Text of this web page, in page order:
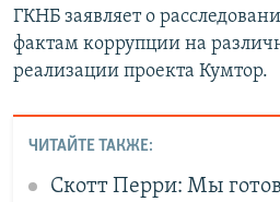
ГКНБ заявляет о
фактам коррупции на
реализации проекта Кумтор.
ЧИТАЙТЕ ТАКЖЕ:
Скотт Перри: Мы